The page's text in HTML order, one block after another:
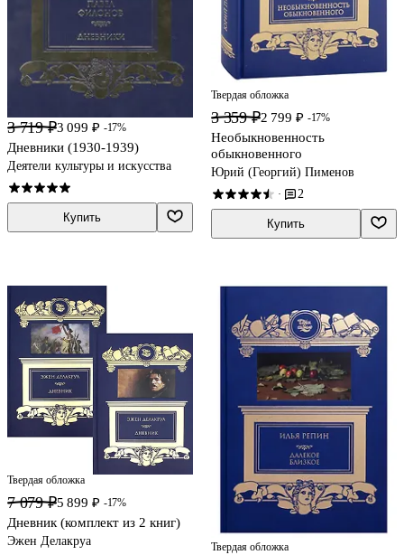
3 719 ₽3 099 ₽ -17%
Дневники (1930-1939)
Деятели культуры и искусства
Купить
Твердая обложка
3 359 ₽2 799 ₽ -17%
Необыкновенность
обыкновенного
Юрий (Георгий) Пименов
· 2
Купить
Твердая обложка
7 079 ₽5 899 ₽ -17%
Дневник (комплект из 2 книг)
Эжен Делакруа Твердая обложка